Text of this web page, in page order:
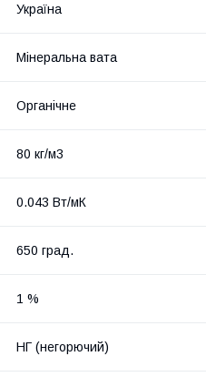
Україна
Мінеральна вата
Органічне
80 кг/м3
0.043 Вт/мК
650 град.
1 %
НГ (негорючий)